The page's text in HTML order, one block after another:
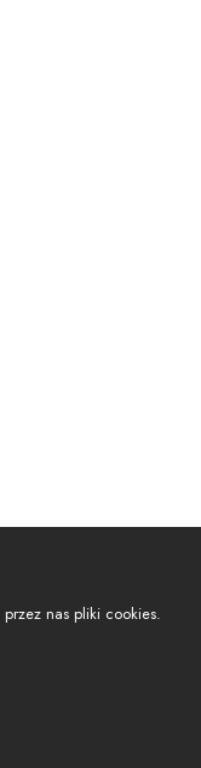
nas pliki cookies.